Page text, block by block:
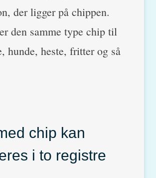
der ligger på chippen.
den samme type chip til
hunde, heste, fritter og så
chip kan
i to registre